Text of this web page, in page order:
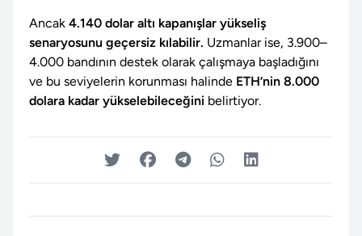
Ancak 4.140 dolar altı kapanışlar yükseliş
senaryosunu geçersiz kılabilir. Uzmanlar ise, 3.900–
4.000 bandının destek olarak çalışmaya başladığını
ve bu seviyelerin korunması halinde ETH’nin 8.000
dolara kadar yükselebileceğini belirtiyor.